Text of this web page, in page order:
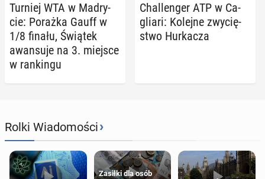
Turniej WTA w Ma­dry­
cie: Porażka Gauff w
1/8 finału, Świątek
awan­su­je na 3. miejsce
w ran­kin­gu
Chal­len­ger ATP w Ca­
glia­ri: Kolejne zwy­cię­
stwo Hur­ka­cza
Rolki Wiadomości›
Zasiłki dla osób